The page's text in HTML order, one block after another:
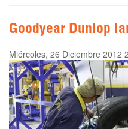
Goodyear Dunlop
Miércoles, 26 Diciembre 2012